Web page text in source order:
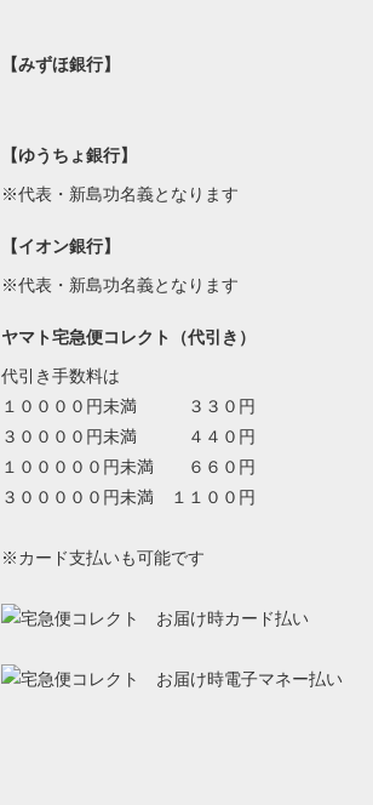
【みずほ銀行】
【ゆうちょ銀行】
※代表・新島功名義となります
【イオン銀行】
※代表・新島功名義となります
ヤマト宅急便コレクト（代引き）
代引き手数料は
１００００円未満 ３３０円
３００００円未満 ４４０円
１０００００円未満 ６６０円
３０００００円未満 １１００円
※カード支払いも可能です